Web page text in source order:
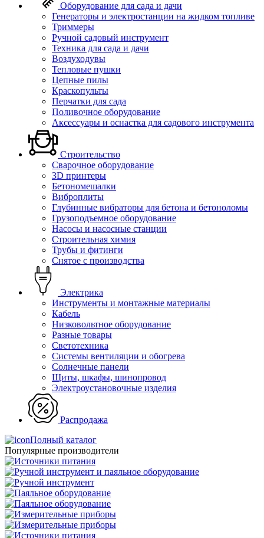
Оборудование для сада и дачи
Генераторы и электростанции на жидком топливе
Триммеры
Ручной садовый инструмент
Техника для сада и дачи
Воздуходувы
Тепловые пушки
Цепные пилы
Краскопульты
Перчатки для сада
Поливочное оборудование
Аксессуары и оснастка для садового инструмента
Строительство
Сварочное оборудование
3D принтеры
Бетономешалки
Виброплиты
Глубинные вибраторы для бетона и бетоноломы
Грузоподъемное оборудование
Насосы и насосные станции
Строительная химия
Трубы и фитинги
Снятое с производства
Электрика
Инструменты и монтажные материалы
Кабель
Низковольтное оборудование
Разные товары
Светотехника
Системы вентиляции и обогрева
Солнечные панели
Щиты, шкафы, шинопровод
Электроустановочные изделия
Распродажа
Полный каталог
Популярные производители